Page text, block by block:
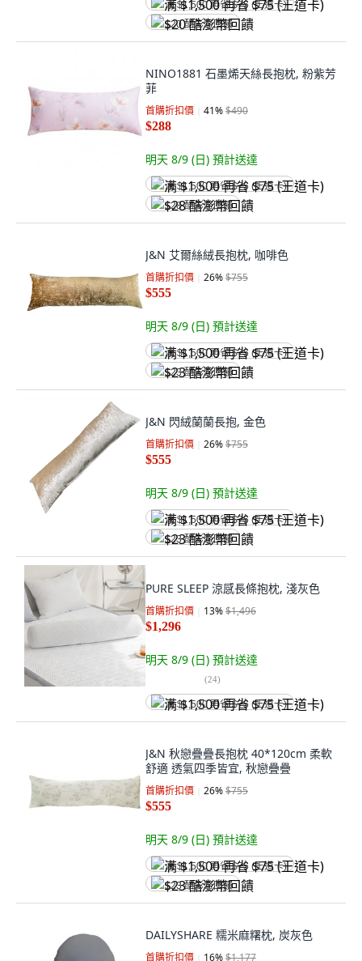
满 $1,500 再省 $75 (王道卡)
$20 酷澎幣回饋
NINO1881 石墨烯天絲長抱枕, 粉紫芳
菲
首購折扣價 41%$490
$288
明天 8/9 (日) 預計送達
满 $1,500 再省 $75 (王道卡)
$28 酷澎幣回饋
J&N 艾爾絲絨長抱枕, 咖啡色
首購折扣價 26%$755
$555
明天 8/9 (日) 預計送達
满 $1,500 再省 $75 (王道卡)
$23 酷澎幣回饋
J&N 閃絨蘭蘭長抱, 金色
首購折扣價 26%$755
$555
明天 8/9 (日) 預計送達
满 $1,500 再省 $75 (王道卡)
$23 酷澎幣回饋
PURE SLEEP 涼感長條抱枕, 淺灰色
首購折扣價 13%$1,496
$1,296
明天 8/9 (日) 預計送達
(24)
满 $1,500 再省 $75 (王道卡)
J&N 秋戀疊疊長抱枕 40*120cm 柔軟
舒適 透氣四季皆宜, 秋戀疊疊
首購折扣價 26%$755
$555
明天 8/9 (日) 預計送達
满 $1,500 再省 $75 (王道卡)
$23 酷澎幣回饋
DAILYSHARE 糯米麻糬枕, 炭灰色
首購折扣價 16%$1,177